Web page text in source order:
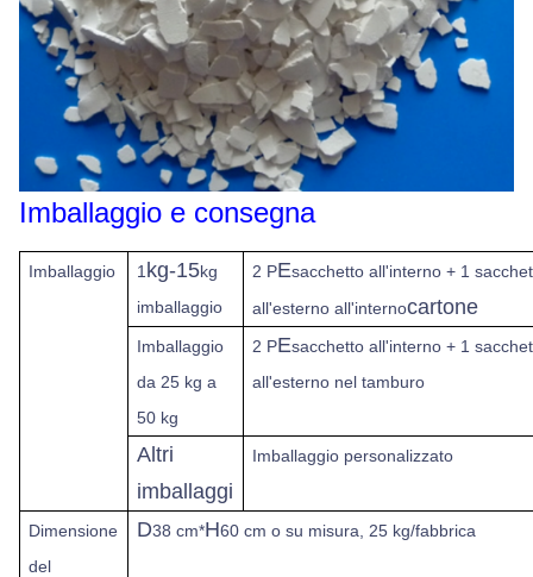
Imballaggio e consegna
Imballaggio 1 kg-15kg
imballaggio
2 PEsacchetto all'interno + 1
all'esterno all'internocartone
Imballaggio
da 25 kg a
50 kg
2 PEsacchetto all'interno + 1
all'esterno nel tamburo
Altri
imballaggi
Imballaggio personalizzato
Dimensione
del
D38 cm*H60 cm o su misura, 25 kg/fabbrica